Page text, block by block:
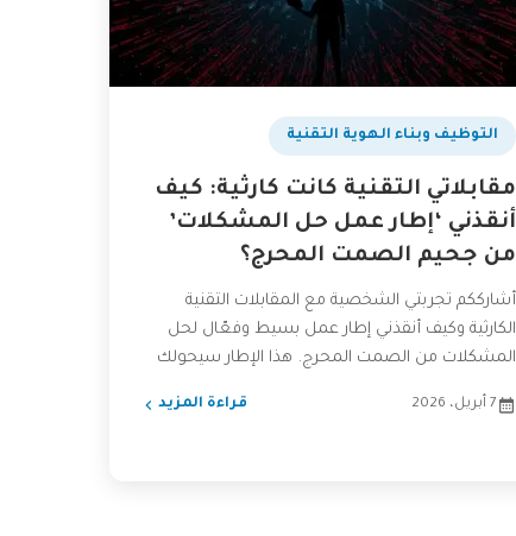
التوظيف وبناء الهوية التقنية
مقابلاتي التقنية كانت كارثية: كيف
أنقذني ‘إطار عمل حل المشكلات’
من جحيم الصمت المحرج؟
أشارككم تجربتي الشخصية مع المقابلات التقنية
الكارثية وكيف أنقذني إطار عمل بسيط وفعّال لحل
المشكلات من الصمت المحرج. هذا الإطار سيحولك
7 أبريل، 2026 قراءة المزيد